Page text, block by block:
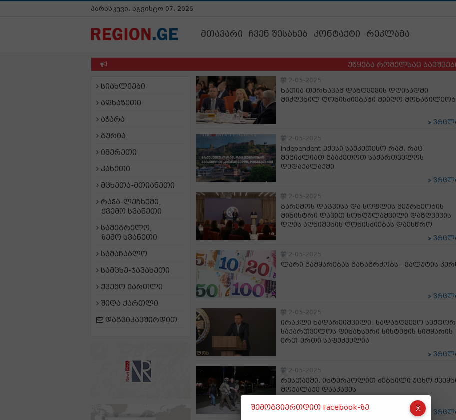
პარასკევი, აგვისტო 07, 2026
მთავარი ჩვენ შესახებ კონტაქტი რეკლამა
უწყება რომელსაც ბავშვების
სიახლეები
აფხაზეთი
აჭარა
გურია
იმერეთი
კახეთი
მცხეთა-მთიანეთი
რაჭა-ლეჩხუმი,
ქვემო სვანეთი
სამეგრელო,
ზემო სვანეთი
სამაჩაბლო
სამცხე-ჯავახეთი
ქვემო ქართლი
შიდა ქართლი
დაგვიკავშირდით
2-05-2025
ნათია თურნავამ დაზღვევის დღისადმი
მიძღვნილ ღონისძიებაში მიიღო
2-05-2025
Independent-ექვსი საუკეთესო რამ, რაც
შეგიძლიათ გააკეთოთ საქართველოს
დედაქალაქში
2-05-2025
გარემოს დაცვისა და სოფლის მეურნეობის
მინისტრი დავით სონღულაშვილი დაზღვევის
დღის აღნიშვნის ღონისძიებას დაესწრო
2-05-2025
ლარი გამყარებას განაგრძობს - ვალუტის
2-05-2025
ირაკლი ნადარეიშვილი: სადაზღვევო
საქართველოს ფინანსური სისტემის სიმყარის
ერთ-ერთი საფუძველია
2-05-2025
რუსთავში, ინტერპოლით ძებნილი უცხო
მოქალაქე დააკავეს
შემოგვიერთდით Facebook-ზე